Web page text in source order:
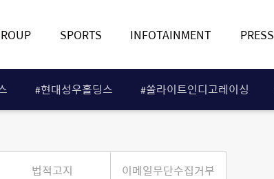
SPORTS INFOTAINMENT
#현대성우홀딩스 #쏠라이트인디고레이싱
법적고지 이메일무단수집거부